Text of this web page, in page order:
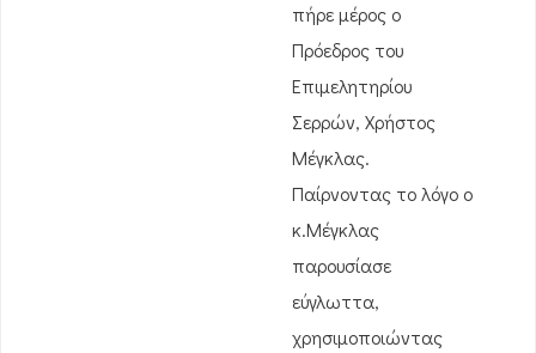
πήρε μέρος ο
Πρόεδρος του
Επιμελητηρίου
Σερρών, Χρήστος
Μέγκλας.
Παίρνοντας το λόγο ο
κ.Μέγκλας
παρουσίασε
εύγλωττα,
χρησιμοποιώντας